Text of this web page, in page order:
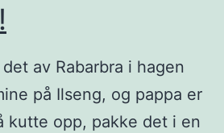
av Rabarbra i hagen
på Ilseng, og pappa er
kutte opp, pakke det i en